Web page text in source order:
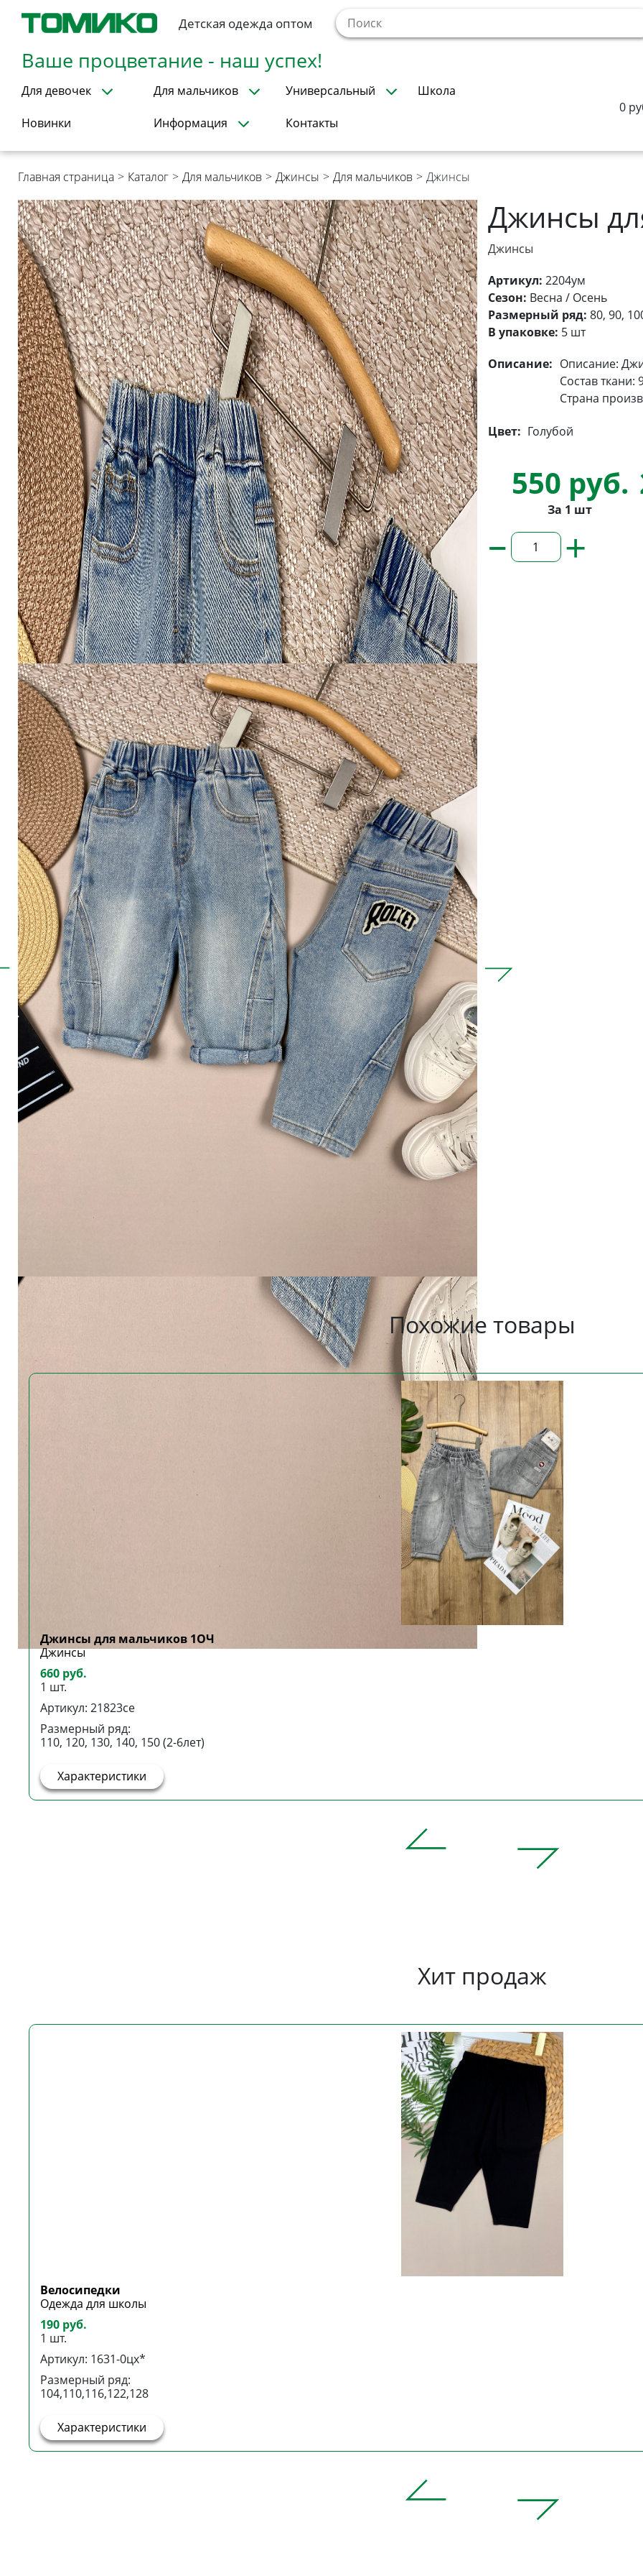
Детская одежда оптом
Ваше процветание - наш успех!
Для девочек Для мальчиков Универсальный Школа
Новинки Информация Контакты
0
Главная страница > Каталог > Для мальчиков > Джинсы > Для мальчиков > Джинсы
Джинсы
Джинсы
Артикул: 2204ум
Сезон: Весна / Осень
Размерный ряд: 80, 90,
В упаковке: 5 шт
Описание: Описание:
Состав ткани:
Страна
Цвет: Голубой
550 руб.
За 1 шт
– +
Похожие товары
Джинсы для мальчиков 1ОЧ
Джинсы
660 руб.
1 шт.
Артикул: 21823се
Размерный ряд:
110, 120, 130, 140, 150 (2-6лет)
Характеристики
Хит продаж
Велосипедки
Одежда для школы
190 руб.
1 шт.
Артикул: 1631-0цх*
Размерный ряд:
104,110,116,122,128
Характеристики